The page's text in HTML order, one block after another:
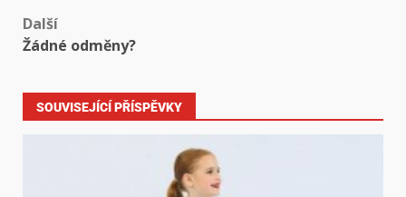
Další
Žádné odměny?
SOUVISEJÍCÍ PŘÍSPĚVKY